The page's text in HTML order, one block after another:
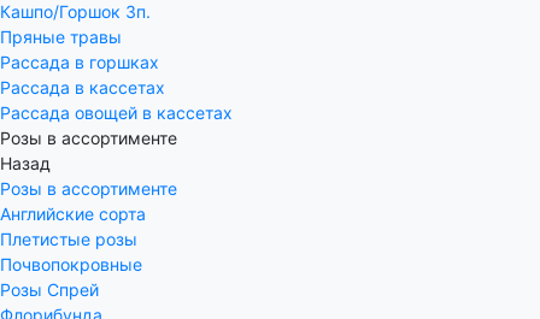
Кашпо/Горшок 3п.
Пряные травы
Рассада в горшках
Рассада в кассетах
Рассада овощей в кассетах
Розы в ассортименте
Назад
Розы в ассортименте
Английские сорта
Плетистые розы
Почвопокровные
Розы Спрей